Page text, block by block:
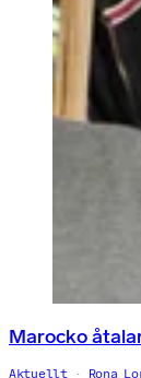
Marocko
Aktuellt Rona